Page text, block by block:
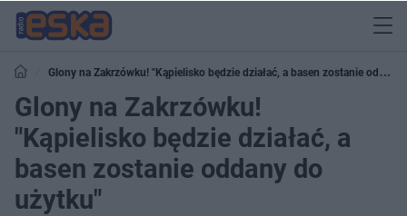
Glony na Zakrzówku! "Kąpielisko będzie działać, a basen zostanie oddany
do użytku"
Glony na Zakrzówku!
"Kąpielisko będzie działać, a
basen zostanie oddany do
użytku"